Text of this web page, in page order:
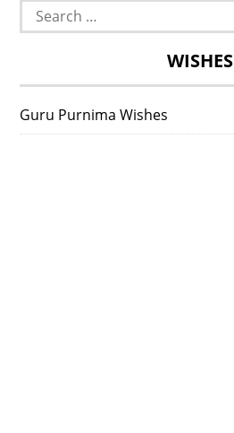
Search
for:
WISHES
Guru Purnima Wishes